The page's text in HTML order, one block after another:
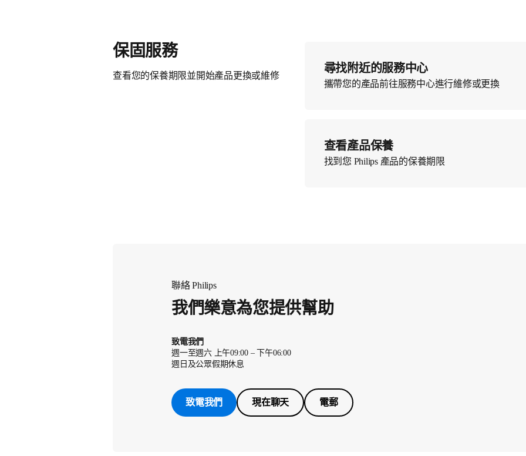
保固服務
查看您的保養期限並開始產品更換或維修
尋找附近的服務中心
攜帶您的產品前往服務中心進行維修或更換
查看產品保養
找到您 Philips 產品的保養期限
聯絡 Philips
我們樂意為您提供幫助
致電我們
週一至週六 上午09:00 – 下午06:00
週日及公眾假期休息
致電我們 現在聊天 電郵